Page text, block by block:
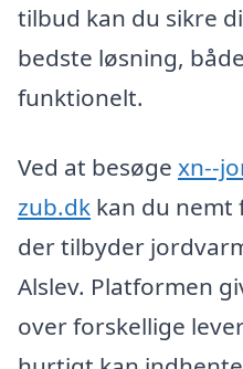
tilbud kan du sikre
bedste løsning,
funktionelt.
Ved at besøge xn--
zub.dk kan du nemt
der tilbyder
Alslev. Platformen
over forskellige